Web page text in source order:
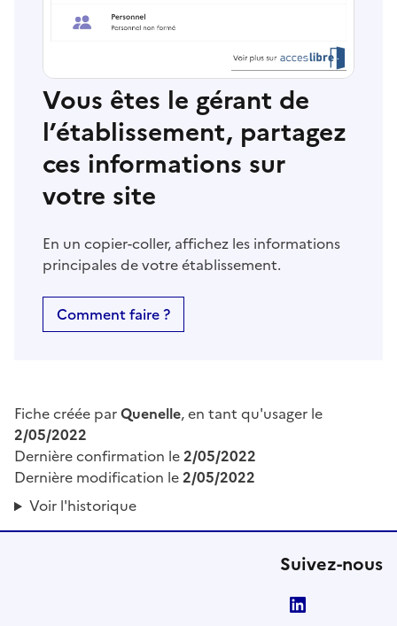
Vous êtes le gérant de
l’établissement, partagez
ces informations sur
votre site
En un copier-coller, affichez les informations
principales de votre établissement.
Comment faire ?
Fiche créée parQuenelle, en tant qu'usager le
2/05/2022
Dernière confirmation le2/05/2022
Dernière modification le2/05/2022
Voir l'historique
Suivez-nous